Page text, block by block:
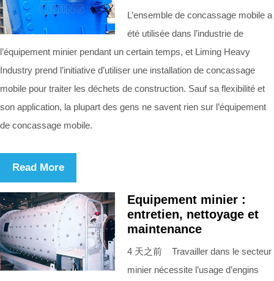
L’ensemble de concassage mobile a
été utilisée dans l’industrie de
l’équipement minier pendant un certain temps, et Liming Heavy
Industry prend l’initiative d’utiliser une installation de concassage
mobile pour traiter les déchets de construction. Sauf sa flexibilité et
son application, la plupart des gens ne savent rien sur l’équipement
de concassage mobile.
Read More
Equipement minier :
entretien, nettoyage et
maintenance
4 天之前 Travailler dans le secteur
minier nécessite l’usage d’engins